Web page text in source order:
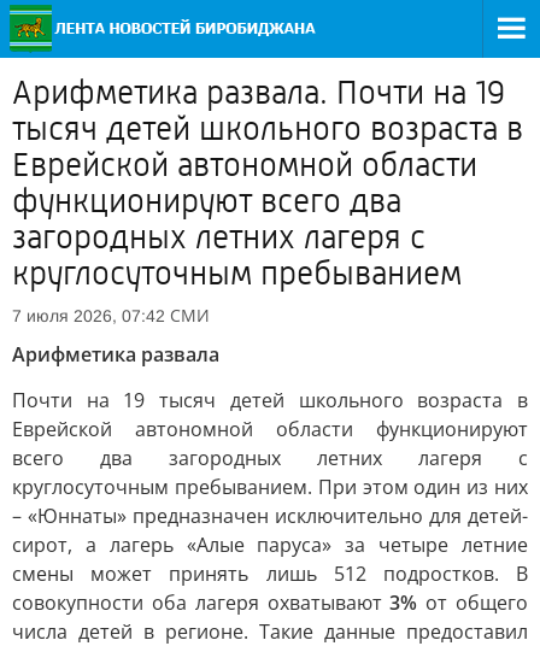
Арифметика развала. Почти на 19
тысяч детей школьного возраста в
Еврейской автономной области
функционируют всего два
загородных летних лагеря с
круглосуточным пребыванием
7 июля 2026, 07:42 СМИ
Арифметика развала
Почти на 19 тысяч детей школьного возраста в
Еврейской автономной области функционируют
всего два загородных летних лагеря с
круглосуточным пребыванием. При этом один из них
– «Юннаты» предназначен исключительно для детей-
сирот, а лагерь «Алые паруса» за четыре летние
смены может принять лишь 512 подростков. В
совокупности оба лагеря охватывают3% от общего
числа детей в регионе. Такие данные предоставил